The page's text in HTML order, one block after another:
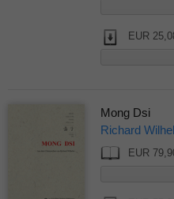
EUR
Mong Dsi
Richard
EUR